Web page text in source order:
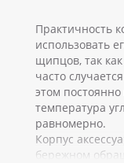
Практичность
использовать
щипцов, так
часто
этом
температура
равномерно.
Корпус
бережном